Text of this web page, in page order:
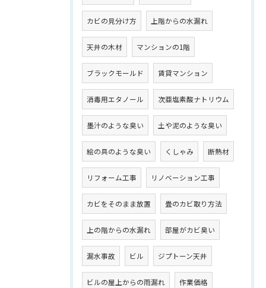
カビの見分け方 上階からの水漏れ
天井の木材 マンションの1階
ブラックモールド 賃貸マンション
消毒用エタノール 次亜塩素酸ナトリウム
墨汁のような臭い 土や泥のような臭い
絵の具のような臭い くしゃみ 断熱材
リフォーム工事 リノベーション工事
カビをそのまま放置 畳のカビ取り方法
上の階からの水漏れ 部屋がカビ臭い
漏水事故 ビル ジプトーン天井
ビルの屋上からの雨漏れ 作業価格